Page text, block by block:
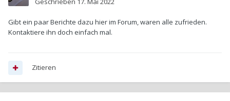
Gibt ein paar Berichte dazu hier im Forum, waren alle zufrieden.
Kontaktiere ihn doch einfach mal.
Zitieren